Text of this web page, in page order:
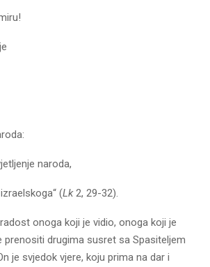
naroda,
(Lk2, 29-32).
onoga koji je vidio, onoga koji je
prenositi drugima susret sa Spasiteljem
je svjedok vjere, koju prima na dar i